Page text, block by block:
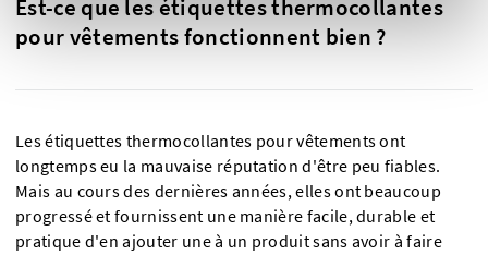
Est-ce que les étiquettes thermocollantes
pour vêtements fonctionnent bien ?
Les étiquettes thermocollantes pour vêtements ont
longtemps eu la mauvaise réputation d'être peu fiables.
Mais au cours des dernières années, elles ont beaucoup
progressé et fournissent une manière facile, durable et
pratique d'en ajouter une à un produit sans avoir à faire